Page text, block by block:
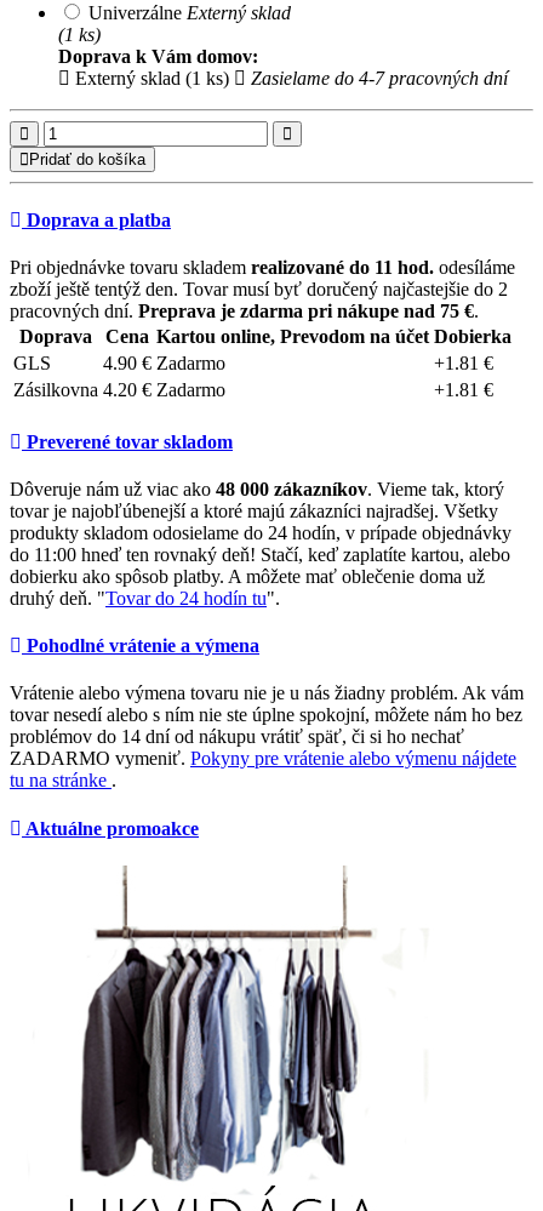
Univerzálne Externý sklad
(1 ks)
Doprava k Vám domov:
Externý sklad (1 ks)
Zasielame do 4-7 pracovných dní
Pridať do košíka
Doprava a platba
Pri objednávke tovaru skladem realizované do 11 hod. odesíláme
zboží ještě tentýž den. Tovar musí byť doručený najčastejšie do 2
pracovných dní. Preprava je zdarma pri nákupe nad 75 €.
Doprava
Cena Kartou online, Prevodom na účet Dobierka
GLS
4.90 € Zadarmo
+1.81 €
Zásilkovna 4.20 € Zadarmo +1.81 €
Preverené tovar skladom
Dôveruje nám už viac ako 48 000 zákazníkov. Vieme tak, ktorý
tovar je najobľúbenejší a ktoré majú zákazníci najradšej. Všetky
produkty skladom odosielame do 24 hodín, v prípade objednávky
do 11:00 hneď ten rovnaký deň! Stačí, keď zaplatíte kartou, alebo
dobierku ako spôsob platby. A môžete mať oblečenie doma už
druhý deň. "Tovar do 24 hodín tu".
Pohodlné vrátenie a výmena
Vrátenie alebo výmena tovaru nie je u nás žiadny problém. Ak vám
tovar nesedí alebo s ním nie ste úplne spokojní, môžete nám ho bez
problémov do 14 dní od nákupu vrátiť späť, či si ho nechať
ZADARMO vymeniť. Pokyny pre vrátenie alebo výmenu nájdete
tu na stránke .
Aktuálne promoakce